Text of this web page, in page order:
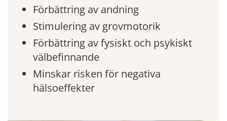
Förbättring av andning
Stimulering av grovmotorik
Förbättring av fysiskt och psykiskt
välbefinnande
Minskar risken för negativa
hälsoeffekter